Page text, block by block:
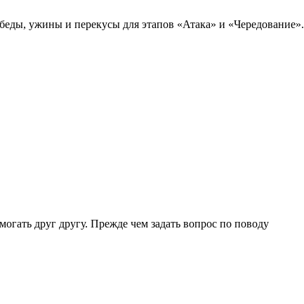
ужины и перекусы для этапов «Атака» и «Чередование».
друг другу. Прежде чем задать вопрос по поводу